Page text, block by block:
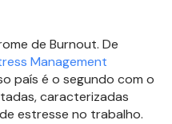
de Burnout. De
Management
país é o segundo com o
caracterizadas
estresse no trabalho.